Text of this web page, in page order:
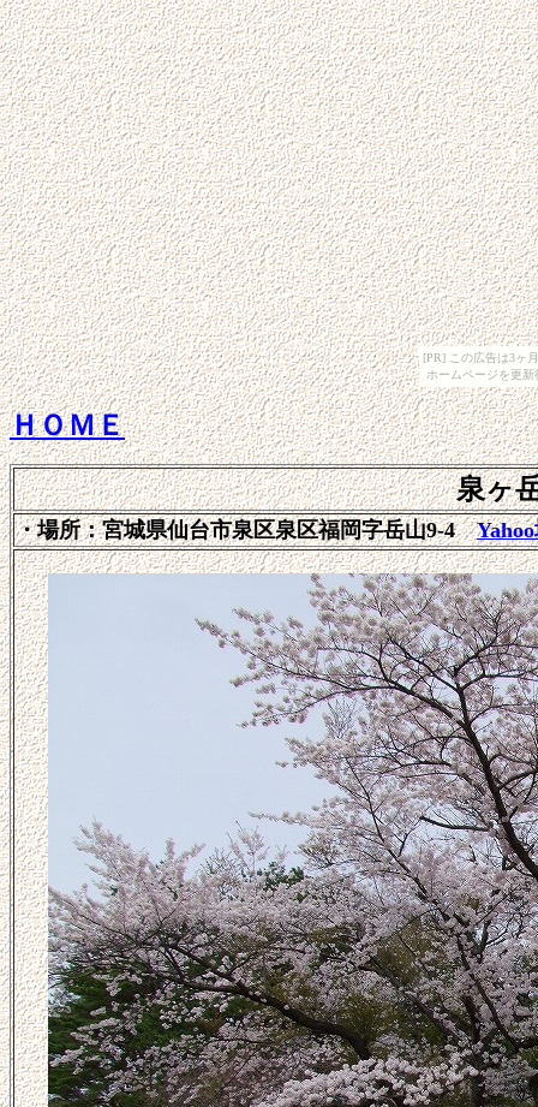
[PR] この広告は3ヶ
ホームページを更
ＨＯＭＥ
泉ヶ
・場所：宮城県仙台市泉区泉区福岡字岳山9-4